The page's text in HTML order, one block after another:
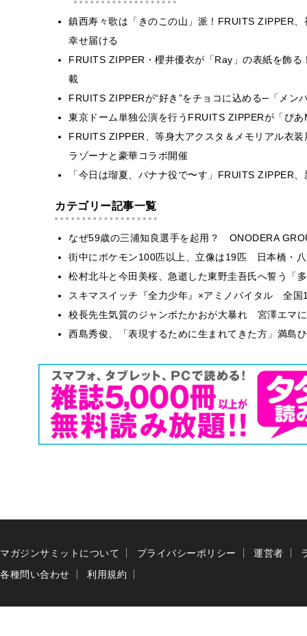
鎮西寿々歌は「きのこの山」派！FRUITS ZIPPER
幸せ届ける
FRUITS ZIPPER・櫻井優衣が「Ray」の表紙を飾
載
FRUITS ZIPPERが“好き”をチョコに込める─「メン
東京ドーム単独公演を行うFRUITS ZIPPERが「ぴ
FRUITS ZIPPER、等身大アクスタ＆メモリアル衣
ラゾーナと豪華コラボ開催
「今日は瑠夏、バナナ役で〜す」FRUITS ZIPPER
カテゴリー記事一覧
なぜ59歳の三浦知良選手を起用？ ONODERA
街中にポケモン100匹以上、立像は19匹 日本橋・
松村北斗と今田美桜、急逝した東野圭吾氏へ誓う「
スキマスイッチ『全力少年』×アミノバイタル 全国
校長先生気質のジャンボたかおが大暴れ 宮澤エマ
西島秀俊、「表現するために生まれてきた方」満島
マガジンサミットについて プライバシーポリシー 運営者
各種問い合わせ
利用規約